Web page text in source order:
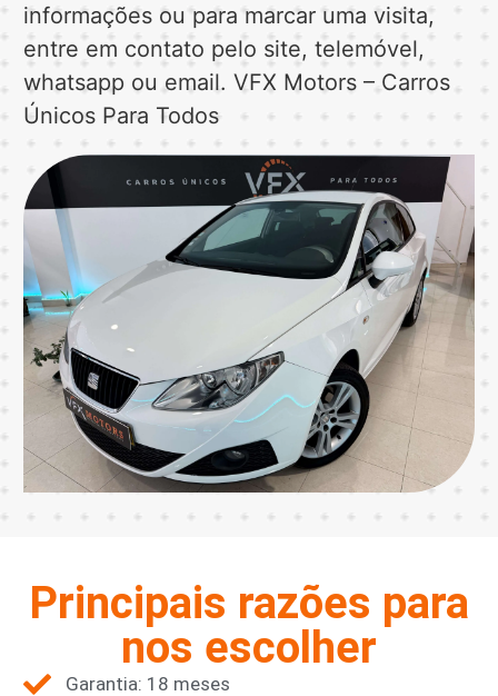
informações ou para marcar uma visita,
entre em contato pelo site, telemóvel,
whatsapp ou email. VFX Motors – Carros
Únicos Para Todos
Principais razões para
nos escolher
Garantia: 18 meses